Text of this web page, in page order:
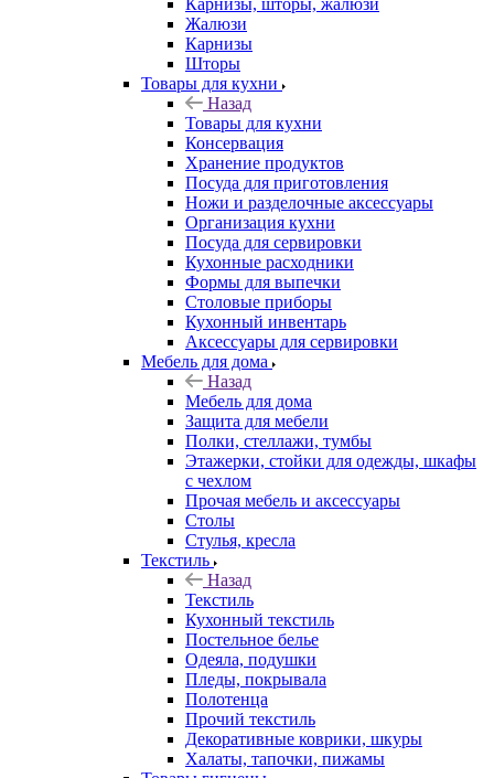
Карнизы, шторы, жалюзи
Жалюзи
Карнизы
Шторы
Товары для кухни
Назад
Товары для кухни
Консервация
Хранение продуктов
Посуда для приготовления
Ножи и разделочные аксессуары
Организация кухни
Посуда для сервировки
Кухонные расходники
Формы для выпечки
Столовые приборы
Кухонный инвентарь
Аксессуары для сервировки
Мебель для дома
Назад
Мебель для дома
Защита для мебели
Полки, стеллажи, тумбы
Этажерки, стойки для одежды, шкафы
с чехлом
Прочая мебель и аксессуары
Столы
Стулья, кресла
Текстиль
Назад
Текстиль
Кухонный текстиль
Постельное белье
Одеяла, подушки
Пледы, покрывала
Полотенца
Прочий текстиль
Декоративные коврики, шкуры
Халаты, тапочки, пижамы